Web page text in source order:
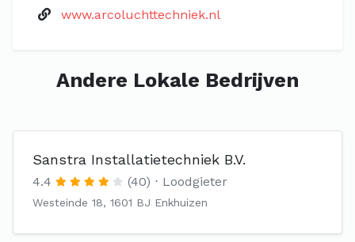
www.arcoluchttechniek.nl
Andere Lokale Bedrijven
Sanstra Installatietechniek B.V.
4.4 (40) Loodgieter
Westeinde 18, 1601 BJ Enkhuizen